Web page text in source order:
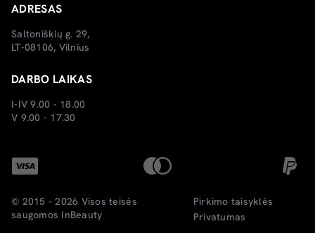
ADRESAS
Saltoniškių g. 29,
LT-08106, Vilnius
DARBO LAIKAS
I-IV 9.00 - 18.00
V 9.00 - 17.30
© 2015 - 2026 Visos teisės
saugomos InBeauty
Pirkimo taisyklės
Privatumas